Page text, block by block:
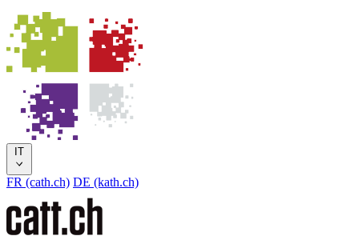
IT
FR (cath.ch) DE (kath.ch)